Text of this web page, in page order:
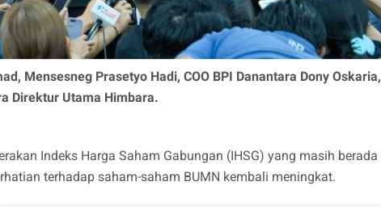
Mensesneg Prasetyo Hadi, COO BPI Danantara Dony Oskaria,
Direktur Utama Himbara.
Indeks Harga Saham Gabungan (IHSG) yang masih berada
terhadap saham-saham BUMN kembali meningkat.